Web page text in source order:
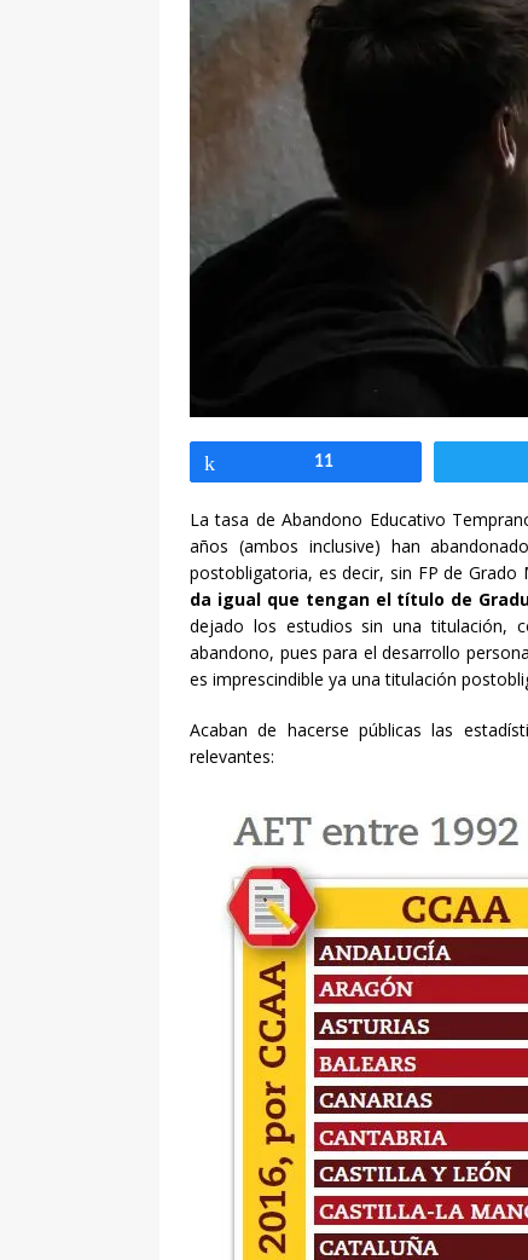
11
La tasa de Abandono Educativo
años (ambos inclusive) han
postobligatoria, es decir, sin FP de Grado
da igual que tengan el título de
dejado los estudios sin una titulación,
abandono, pues para el desarrollo
es imprescindible ya una titulación
Acaban de hacerse públicas las
relevantes: